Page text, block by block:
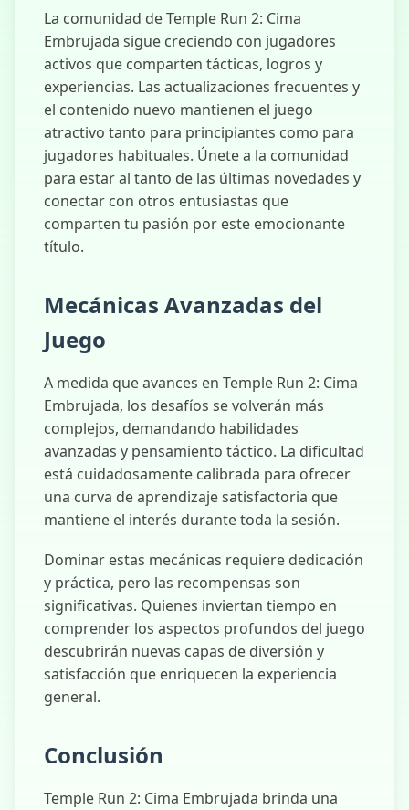
La comunidad de Temple Run 2: Cima
Embrujada sigue creciendo con jugadores
activos que comparten tácticas, logros y
experiencias. Las actualizaciones frecuentes y
el contenido nuevo mantienen el juego
atractivo tanto para principiantes como para
jugadores habituales. Únete a la comunidad
para estar al tanto de las últimas novedades y
conectar con otros entusiastas que
comparten tu pasión por este emocionante
título.
Mecánicas Avanzadas del
Juego
A medida que avances en Temple Run 2: Cima
Embrujada, los desafíos se volverán más
complejos, demandando habilidades
avanzadas y pensamiento táctico. La dificultad
está cuidadosamente calibrada para ofrecer
una curva de aprendizaje satisfactoria que
mantiene el interés durante toda la sesión.
Dominar estas mecánicas requiere dedicación
y práctica, pero las recompensas son
significativas. Quienes inviertan tiempo en
comprender los aspectos profundos del juego
descubrirán nuevas capas de diversión y
satisfacción que enriquecen la experiencia
general.
Conclusión
Temple Run 2: Cima Embrujada brinda una